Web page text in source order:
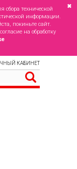
сбора технической
информации.
покиньте сайт.
на обработку
✖
КАБИНЕТ